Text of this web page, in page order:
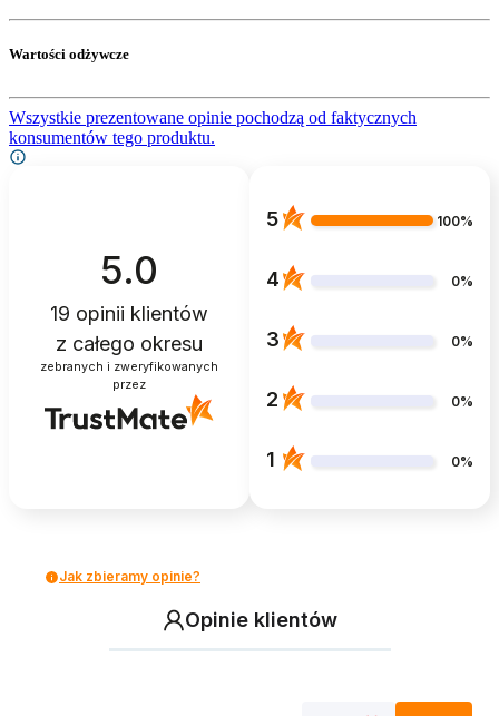
Wartości odżywcze
Wszystkie prezentowane opinie pochodzą od faktycznych
konsumentów tego produktu.
5.0
19 opinii klientów
z całego okresu
zebranych i zweryfikowanych
przez
5 100%
4 0%
3 0%
2 0%
1 0%
Jak zbieramy opinie?
Opinie klientów